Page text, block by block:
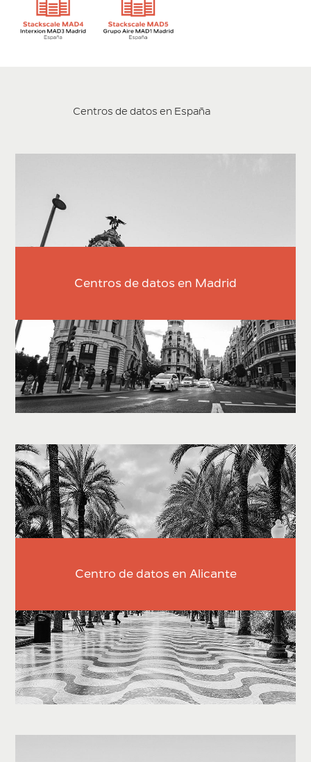
Centros de datos en España
Centros de datos en Madrid
Centro de datos en Alicante